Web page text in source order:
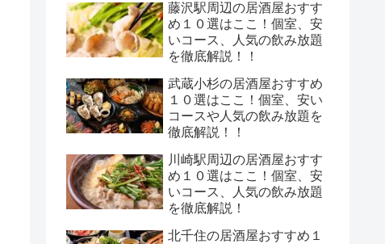
藤沢駅周辺の居酒屋おすす
め１０選はここ！個室、安
いコース、人気の飲み放題
を徹底解説！！
武蔵小杉の居酒屋おすすめ
１０選はここ！個室、安い
コースや人気の飲み放題を
徹底解説！！
川崎駅周辺の居酒屋おすす
め１０選はここ！個室、安
いコース、人気の飲み放題
を徹底解説！
北千住の居酒屋おすすめ１